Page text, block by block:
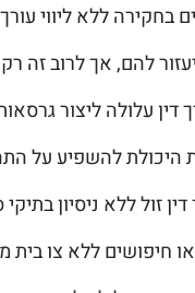
ללא ליווי
להם, אך לרוב זה
עלולה ליצור
היכולת להשפיע על
זול ללא ניסיון
או חיפושים ללא צו